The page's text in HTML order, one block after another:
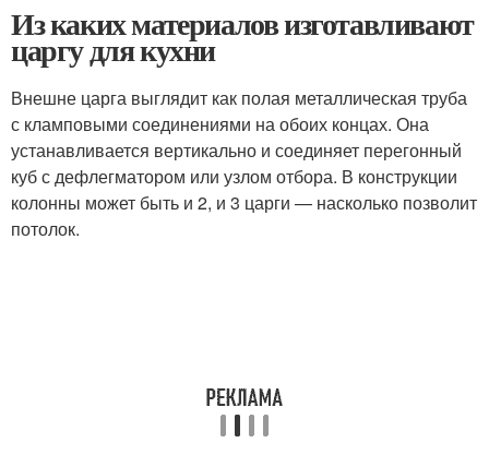
Из каких материалов изготавливают
царгу для кухни
Внешне царга выглядит как полая металлическая труба
с кламповыми соединениями на обоих концах. Она
устанавливается вертикально и соединяет перегонный
куб с дефлегматором или узлом отбора. В конструкции
колонны может быть и 2, и 3 царги — насколько позволит
потолок.